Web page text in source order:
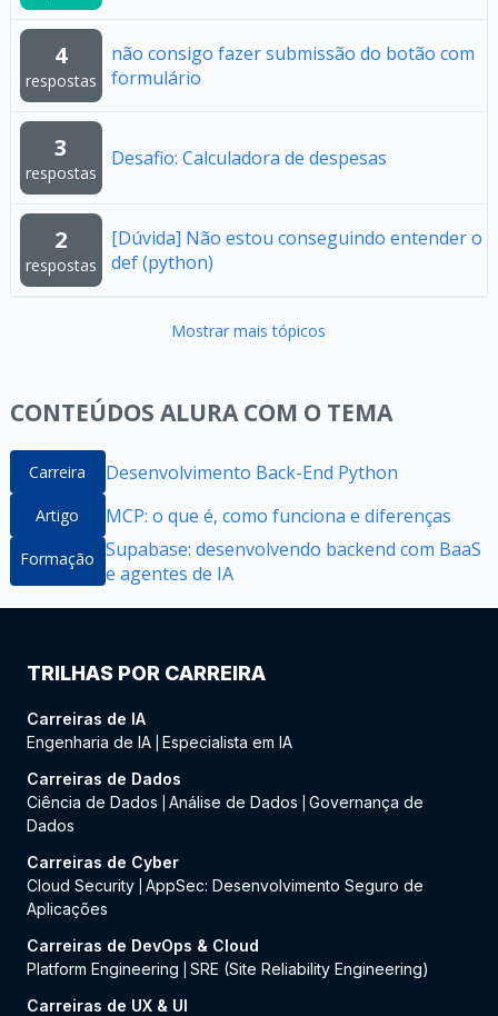
4
respostas
não consigo fazer submissão do botão com
formulário
3
respostas
Desafio: Calculadora de despesas
2
respostas
[Dúvida] Não estou conseguindo entender o
def (python)
Mostrar mais tópicos
CONTEÚDOS ALURA COM O TEMA
Carreira Desenvolvimento Back-End Python
Artigo MCP: o que é, como funciona e diferenças
Formação Supabase: desenvolvendo backend com BaaS
e agentes de IA
TRILHAS POR CARREIRA
Carreiras de IA
Engenharia de IA Especialista em IA
Carreiras de Dados
Ciência de Dados
Análise de Dados
Governança de
Dados
Carreiras de Cyber
Cloud Security AppSec: Desenvolvimento Seguro de
Aplicações
Carreiras de DevOps & Cloud
Platform Engineering
SRE (Site Reliability Engineering)
Carreiras de UX & UI